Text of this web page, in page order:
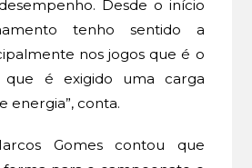
Desde o início
tenho sentido a
nos jogos que é o
é exigido uma carga
energia”, conta.
Gomes contou que